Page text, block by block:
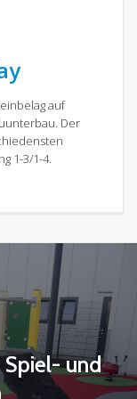
auf
Der
1-3/1-4.
und